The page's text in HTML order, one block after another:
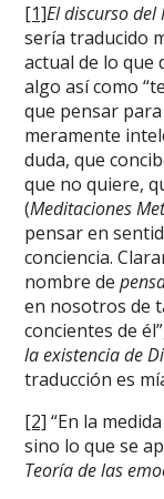
[1]El discurso del
sería traducido
actual de lo que
algo así como
que pensar
meramente
duda, que
que no quiere,
(Meditaciones
pensar en
conciencia.
nombre de
en nosotros de
concientes de
la existencia de
traducción es
[2] “En la
sino lo que se
Teoría de las